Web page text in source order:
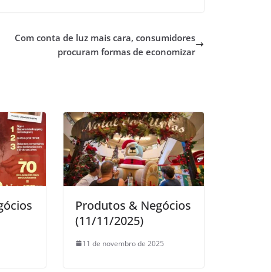
Com conta de luz mais cara, consumidores
procuram formas de economizar
Produtos & Negócios
(11/11/2025)
11 de novembro de 2025